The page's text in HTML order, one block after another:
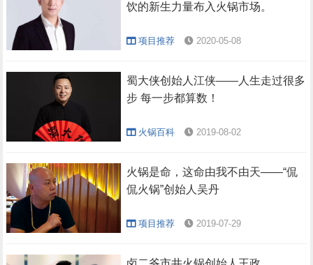
饮的新生力量布入火锅市场。
项目推荐 2020-05-08
蜀大侠创始人江侠——人生走过很多
步 每一步都算数！
火锅百科 2019-08-02
火锅是命，这命由我不由天——“侃
侃火锅”创始人吴丹
项目推荐 2019-07-29